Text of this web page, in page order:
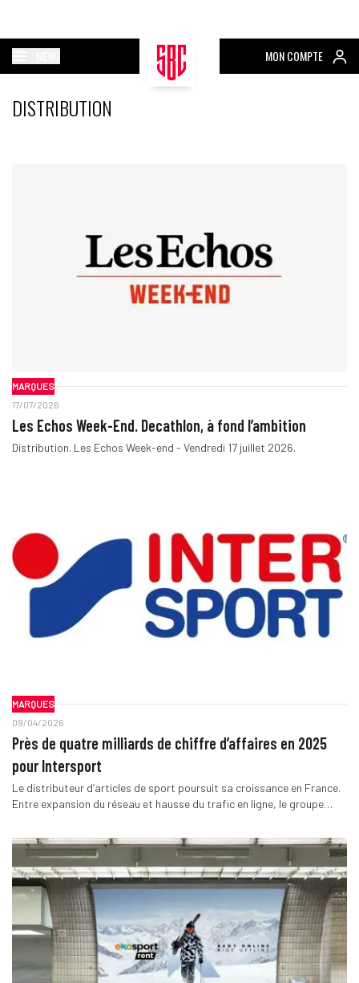
MON COMPTE
DISTRIBUTION
MARQUES
17/07/2026
Les Echos Week-End. Decathlon, à fond l’ambition
Distribution. Les Echos Week-end - Vendredi 17 juillet 2026.
MARQUES
09/04/2026
Près de quatre milliards de chiffre d’affaires en 2025
pour Intersport
Le distributeur d’articles de sport poursuit sa croissance en France.
Entre expansion du réseau et hausse du trafic en ligne, le groupe…